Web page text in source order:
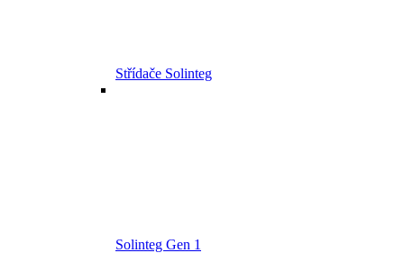
Střídače Solinteg
Solinteg Gen 1